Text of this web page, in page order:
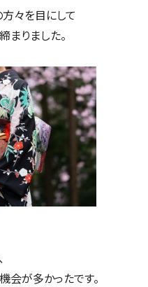
々を目にして
まりました。
会が多かったです。